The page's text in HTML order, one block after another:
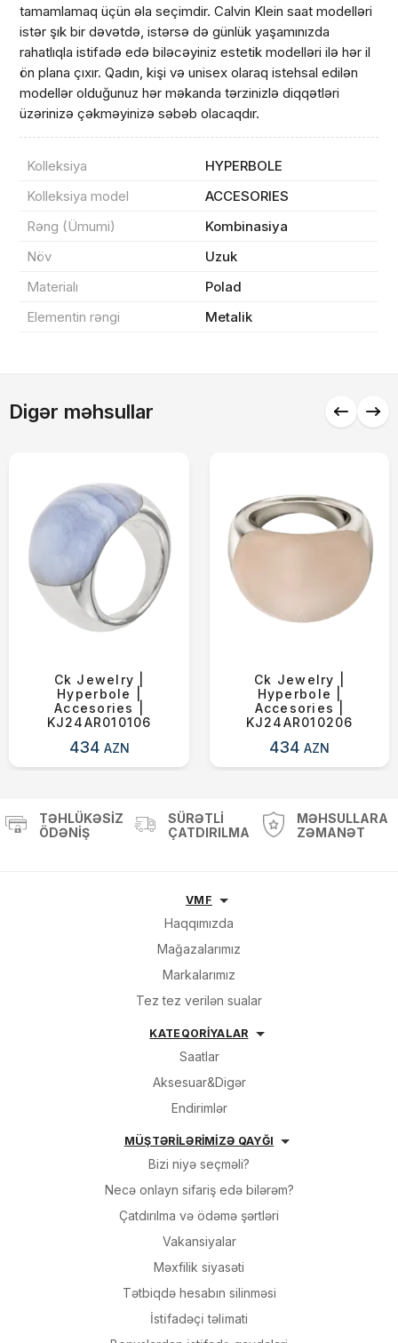
tamamlamaq üçün əla seçimdir. Calvin Klein saat modelləri
istər şık bir dəvətdə, istərsə də günlük yaşamınızda
rahatlıqla istifadə edə biləcəyiniz estetik modelləri ilə hər il
ön plana çıxır. Qadın, kişi və unisex olaraq istehsal edilən
modellər olduğunuz hər məkanda tərzinizlə diqqətləri
üzərinizə çəkməyinizə səbəb olacaqdır.
Kolleksiya
HYPERBOLE
Kolleksiya model
ACCESORIES
Rəng (Ümumi)
Kombinasiya
Növ
Uzuk
Materialı
Polad
Elementin rəngi
Metalik
Digər məhsullar
Ck Jewelry |
Hyperbole |
Accesories |
KJ24AR010106
434 AZN
Ck Jewelry |
Hyperbole |
Accesories |
KJ24AR010206
434AZN
Məhsul(lar) səbətə əlavə edildi
Məhsul toplam
Çatdırılma
TƏHLÜKƏSIZ
ÖDƏNIŞ
SÜRƏTLI
ÇATDIRILMA
MƏHSULLARA
ZƏMANƏT
VMF
Haqqımızda
Mağazalarımız
Markalarımız
Tez tez verilən sualar
KATEQORİYALAR
Saatlar
Aksesuar&Digər
Endirimlər
MÜŞTƏRİLƏRİMİZƏ QAYĞI
Bizi niyə seçməli?
Necə onlayn sifariş edə bilərəm?
Çatdırılma və ödəmə şərtləri
Vakansiyalar
Məxfilik siyasəti
Tətbiqdə hesabın silinməsi
İsti̇fadəçi̇ təli̇mati